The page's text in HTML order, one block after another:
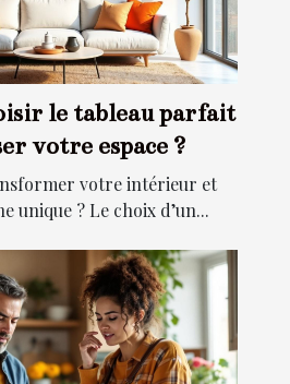
le tableau parfait
votre espace ?
votre intérieur et
unique ? Le choix d’un...